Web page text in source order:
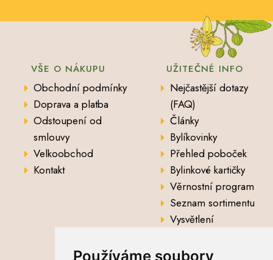
Používáme soubory
VŠE O NÁKUPU
Obchodní podmínky
Doprava a platba
Odstoupení od
smlouvy
Velkoobchod
Kontakt
UŽITEČNÉ INFO
Nejčastější dotazy
(FAQ)
Články
Bylíkovinky
Přehled poboček
Bylinkové kartičky
Věrnostní program
Seznam sortimentu
Vysvětlení